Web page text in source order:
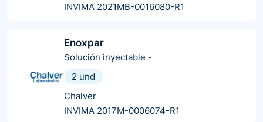
INVIMA 2021MB-0016080-R1
Enoxpar
Solución inyectable -
2 und
Chalver
INVIMA 2017M-0006074-R1